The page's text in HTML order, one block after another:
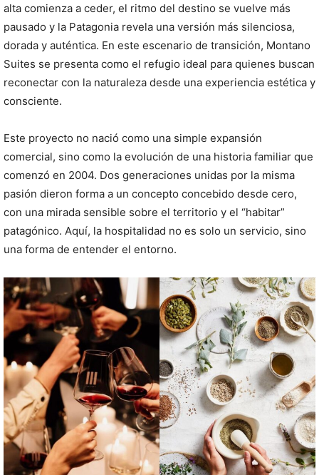
alta comienza a ceder, el ritmo del destino se vuelve más
pausado y la Patagonia revela una versión más silenciosa,
dorada y auténtica. En este escenario de transición, Montano
Suites se presenta como el refugio ideal para quienes buscan
reconectar con la naturaleza desde una experiencia estética y
consciente.
Este proyecto no nació como una simple expansión
comercial, sino como la evolución de una historia familiar que
comenzó en 2004. Dos generaciones unidas por la misma
pasión dieron forma a un concepto concebido desde cero,
con una mirada sensible sobre el territorio y el “habitar”
patagónico. Aquí, la hospitalidad no es solo un servicio, sino
una forma de entender el entorno.